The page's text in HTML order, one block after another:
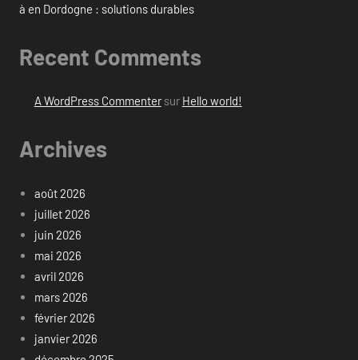
à en Dordogne : solutions durables
Recent Comments
A WordPress Commentersur Hello world!
Archives
août 2026
juillet 2026
juin 2026
mai 2026
avril 2026
mars 2026
février 2026
janvier 2026